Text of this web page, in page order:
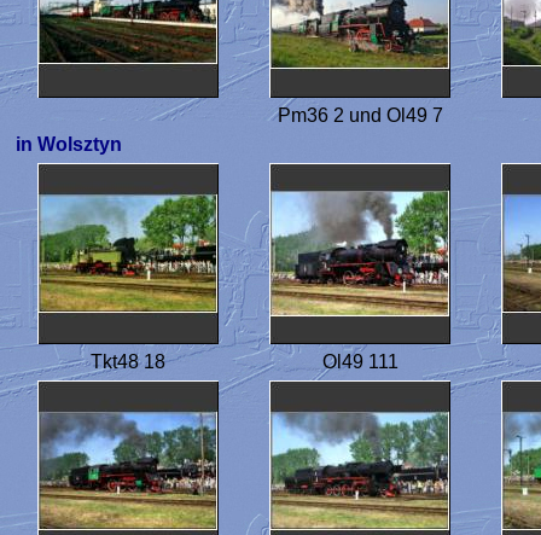
Pm36 2 und Ol49 7
in Wolsztyn
Tkt48 18 Ol49 111